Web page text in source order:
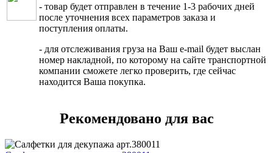
- товар будет отправлен в течение 1-3 рабочих дней
после уточнения всех параметров заказа и
поступления оплаты.
- для отслеживания груза на Ваш e-mail будет выслан
номер накладной, по которому на сайте транспортной
компании сможете легко проверить, где сейчас
находится Ваша покупка.
Рекомендовано для вас